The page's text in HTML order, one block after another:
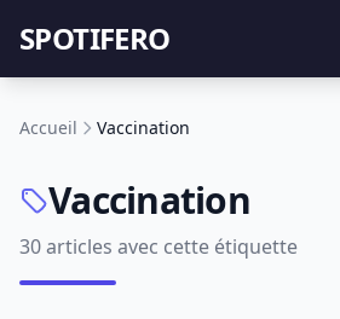
SPOTIFERO
Accueil Vaccination
Vaccination
30 articles avec cette étiquette